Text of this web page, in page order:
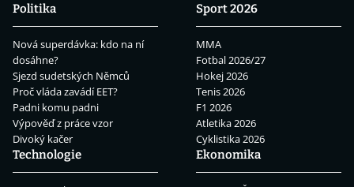
Politika
Nová superdávka: kdo na ní
dosáhne?
Sjezd sudetských Němců
Proč vláda zavádí EET?
Padni komu padni
Výpověď z práce vzor
Divoký kačer
Sport 2026
MMA
Fotbal 2026/27
Hokej 2026
Tenis 2026
F1 2026
Atletika 2026
Cyklistika 2026
Technologie
Ekonomika